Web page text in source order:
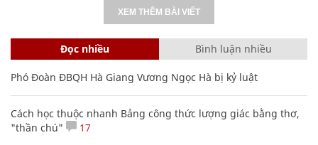
XEM THÊM BÀI VIẾT
Đọc nhiều Bình luận nhiều
Phó Đoàn ĐBQH Hà Giang Vương Ngọc Hà bị kỷ luật
Cách học thuộc nhanh Bảng công thức lượng giác bằng thơ,
"thần chú"
17